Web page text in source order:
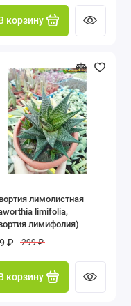
корзину
лимолистная
limifolia,
лимифолия)
₽ 299 ₽
корзину